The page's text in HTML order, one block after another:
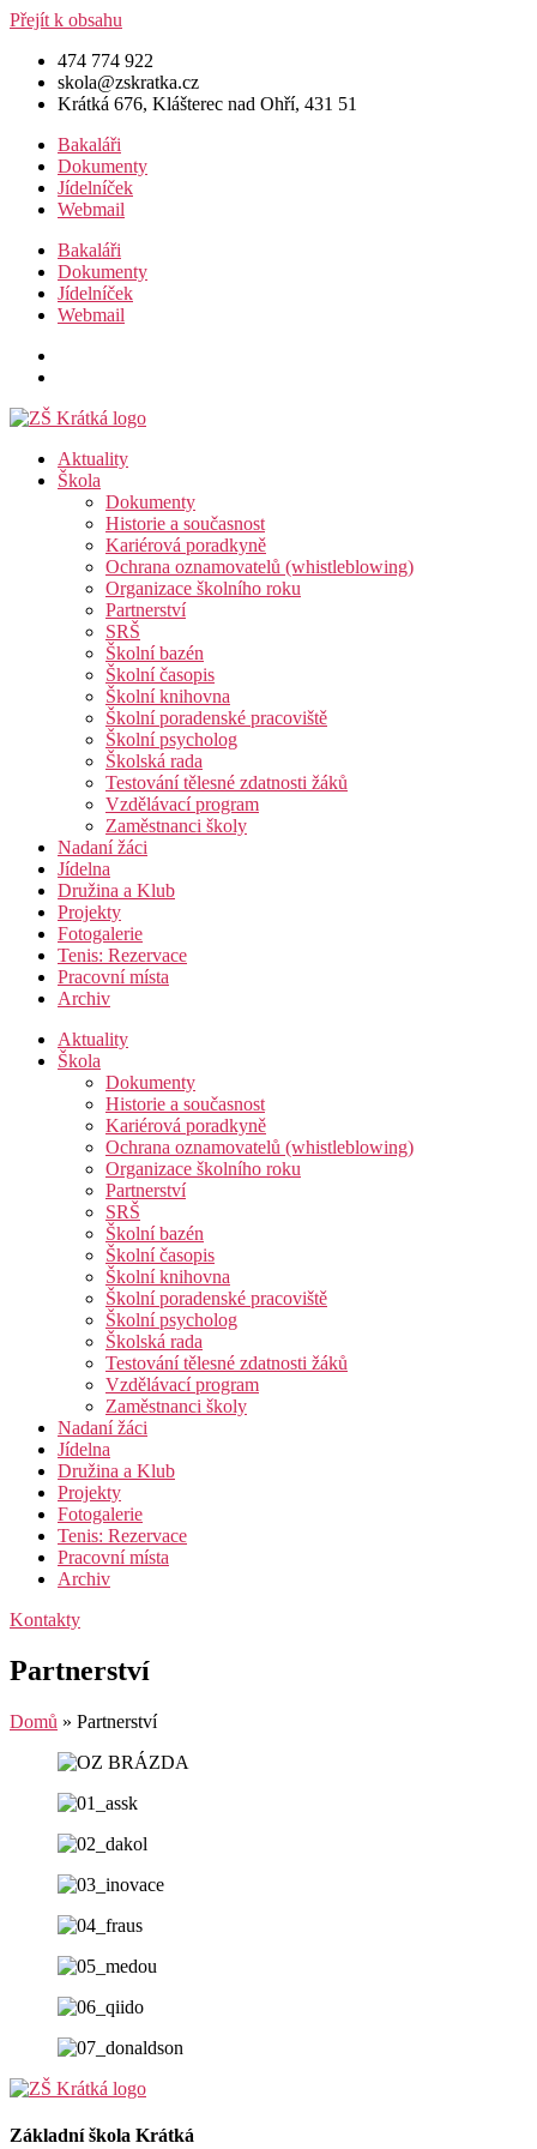
Přejít k obsahu
474 774 922
skola@zskratka.cz
Krátká 676, Klášterec nad Ohří, 431 51
Bakaláři
Dokumenty
Jídelníček
Webmail
Bakaláři
Dokumenty
Jídelníček
Webmail
Aktuality
Škola
Dokumenty
Historie a současnost
Kariérová poradkyně
Ochrana oznamovatelů (whistleblowing)
Organizace školního roku
Partnerství
SRŠ
Školní bazén
Školní časopis
Školní knihovna
Školní poradenské pracoviště
Školní psycholog
Školská rada
Testování tělesné zdatnosti žáků
Vzdělávací program
Zaměstnanci školy
Nadaní žáci
Jídelna
Družina a Klub
Projekty
Fotogalerie
Tenis: Rezervace
Pracovní místa
Archiv
Aktuality
Škola
Dokumenty
Historie a současnost
Kariérová poradkyně
Ochrana oznamovatelů (whistleblowing)
Organizace školního roku
Partnerství
SRŠ
Školní bazén
Školní časopis
Školní knihovna
Školní poradenské pracoviště
Školní psycholog
Školská rada
Testování tělesné zdatnosti žáků
Vzdělávací program
Zaměstnanci školy
Nadaní žáci
Jídelna
Družina a Klub
Projekty
Fotogalerie
Tenis: Rezervace
Pracovní místa
Archiv
Kontakty
Partnerství
Domů » Partnerství
Základní škola Krátká